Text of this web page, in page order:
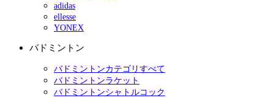
adidas
ellesse
YONEX
バドミントン
バドミントンカテゴリすべて
バドミントンラケット
バドミントンシャトルコック